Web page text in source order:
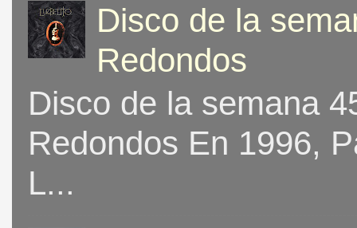
Disco de la
Redondos
Disco de la semana
Redondos En 1996,
L...